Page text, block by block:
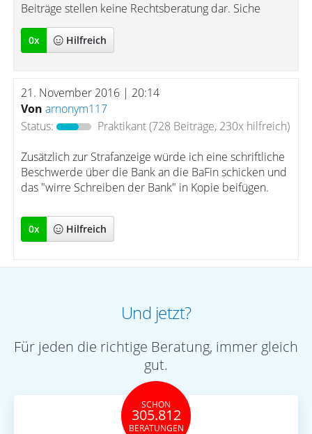
Beiträge stellen keine Rechtsberatung dar. Siche
0x Hilfreich
21. November 2016 | 20:14
Von arnonym117
Status:
Praktikant(728 Beiträge, 230x hilfreich)
Zusätzlich zur Strafanzeige würde ich eine schriftliche
Beschwerde über die Bank an die BaFin schicken und
das "wirre Schreiben der Bank" in Kopie beifügen.
0x Hilfreich
Und jetzt?
Für jeden die richtige Beratung, immer gleich
gut.
SCHON
305.812
BERATUNGEN